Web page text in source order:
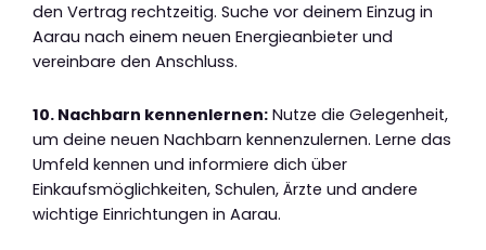
den Vertrag rechtzeitig. Suche vor deinem Einzug in
Aarau nach einem neuen Energieanbieter und
vereinbare den Anschluss.
10. Nachbarn kennenlernen: Nutze die Gelegenheit,
um deine neuen Nachbarn kennenzulernen. Lerne das
Umfeld kennen und informiere dich über
Einkaufsmöglichkeiten, Schulen, Ärzte und andere
wichtige Einrichtungen in Aarau.